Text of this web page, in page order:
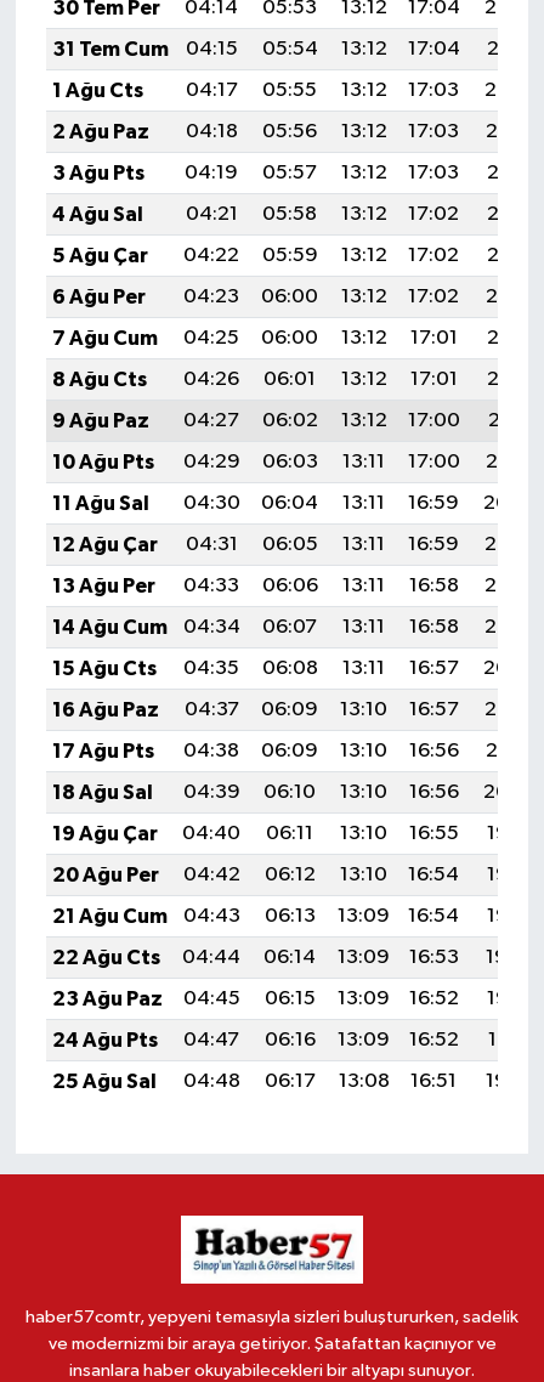
30 Tem Per
04:14 05:53 13:12 17:04
20:22
31 Tem Cum
04:15 05:54 13:12 17:04
20:21
1 Ağu Cts
04:17 05:55 13:12 17:03
20:20
2 Ağu Paz
04:18 05:56 13:12 17:03
20:19
3 Ağu Pts
04:19 05:57 13:12 17:03
20:18
4 Ağu Sal
04:21 05:58 13:12 17:02
20:17
5 Ağu Çar
04:22 05:59 13:12 17:02
20:16
6 Ağu Per
04:23 06:00 13:12 17:02
20:14
7 Ağu Cum
04:25 06:00 13:12 17:01
20:13
8 Ağu Cts
04:26 06:01 13:12 17:01
20:12
9 Ağu Paz
04:27 06:02 13:12 17:00
20:11
10 Ağu Pts
04:29 06:03 13:11 17:00
20:10
11 Ağu Sal
04:30 06:04 13:11 16:59
20:09
12 Ağu Çar
04:31 06:05 13:11 16:59
20:07
13 Ağu Per
04:33 06:06 13:11 16:58
20:06
14 Ağu Cum
04:34 06:07 13:11 16:58
20:05
15 Ağu Cts
04:35 06:08 13:11 16:57
20:04
16 Ağu Paz
04:37 06:09 13:10 16:57
20:02
17 Ağu Pts
04:38 06:09 13:10 16:56
20:01
18 Ağu Sal
04:39 06:10 13:10 16:56
20:00
19 Ağu Çar
04:40 06:11 13:10 16:55
19:58
20 Ağu Per
04:42 06:12 13:10 16:54
19:57
21 Ağu Cum
04:43 06:13 13:09 16:54
19:56
22 Ağu Cts
04:44 06:14 13:09 16:53
19:54
23 Ağu Paz
04:45 06:15 13:09 16:52
19:53
24 Ağu Pts
04:47 06:16 13:09 16:52
19:51
25 Ağu Sal
04:48 06:17 13:08 16:51 19:50
haber57comtr, yepyeni temasıyla sizleri buluştururken, sadelik
ve modernizmi bir araya getiriyor. Şatafattan kaçınıyor ve
insanlara haber okuyabilecekleri bir altyapı sunuyor.